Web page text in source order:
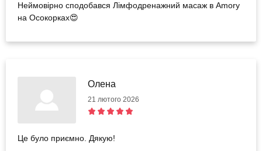
Неймовірно сподобався Лімфодренажний масаж в Amory
на Осокорках😍
Олена
21 лютого 2026
Це було приємно. Дякую!